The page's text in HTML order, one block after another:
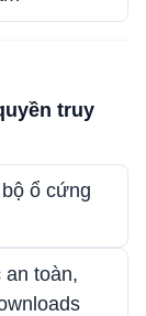
truy
ổ cứng
toàn,